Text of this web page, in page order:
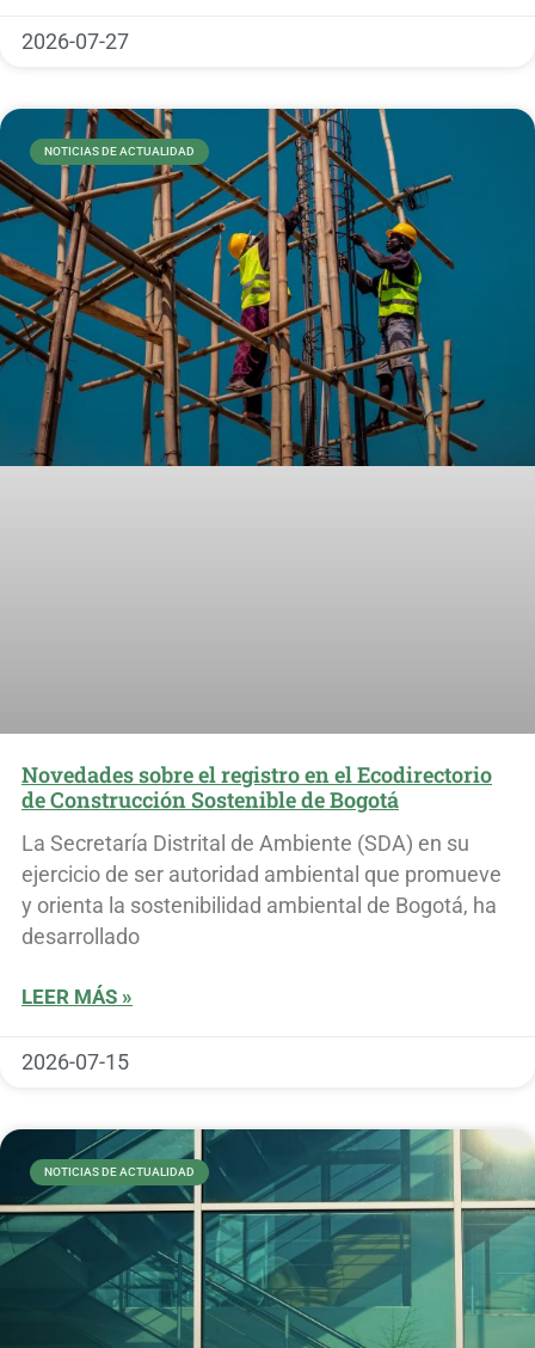
2026-07-27
NOTICIAS DE ACTUALIDAD
Novedades sobre el registro en el Ecodirectorio
de Construcción Sostenible de Bogotá
La Secretaría Distrital de Ambiente (SDA) en su
ejercicio de ser autoridad ambiental que promueve
y orienta la sostenibilidad ambiental de Bogotá, ha
desarrollado
LEER MÁS »
2026-07-15
NOTICIAS DE ACTUALIDAD